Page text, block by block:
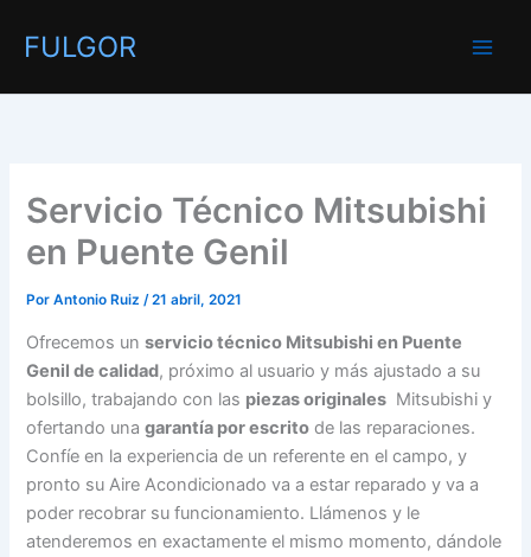
FULGOR
Servicio Técnico Mitsubishi
en Puente Genil
PorAntonio Ruiz/21 abril, 2021
Ofrecemos unservicio técnico Mitsubishi en Puente
Genil de calidad, próximo al usuario y más ajustado a su
bolsillo, trabajando con las piezas originales Mitsubishi y
ofertando unagarantía por escrito de las reparaciones.
Confíe en la experiencia de un referente en el campo, y
pronto su Aire Acondicionado va a estar reparado y va a
poder recobrar su funcionamiento. Llámenos y le
atenderemos en exactamente el mismo momento, dándole